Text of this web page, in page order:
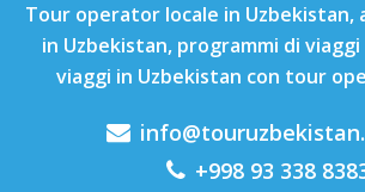
Tour operator locale in Uzbekistan,
in Uzbekistan, programmi di
viaggi in Uzbekistan con tour
+998 93 338